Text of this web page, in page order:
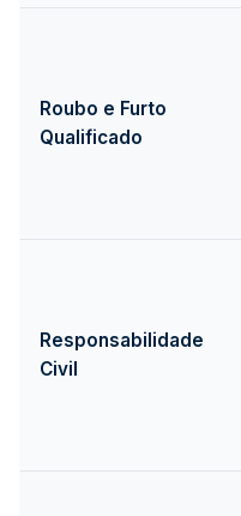
Roubo e Furto
Qualificado
Responsabilidade
Civil